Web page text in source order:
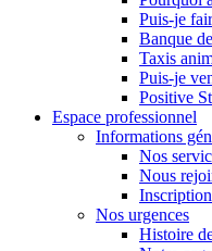
Puis-je
Banque
Taxis
Puis-je
Positive
Espace professionnel
Informations
Nos
Nous
Nos urgences
Histoire